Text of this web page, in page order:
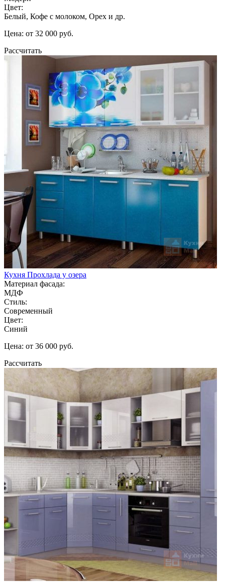
Цвет:
Белый, Кофе с молоком, Орех и др.
Цена: от 32 000 руб.
Рассчитать
Кухня Прохлада у озера
Материал фасада:
МДФ
Стиль:
Современный
Цвет:
Синий
Цена: от 36 000 руб.
Рассчитать